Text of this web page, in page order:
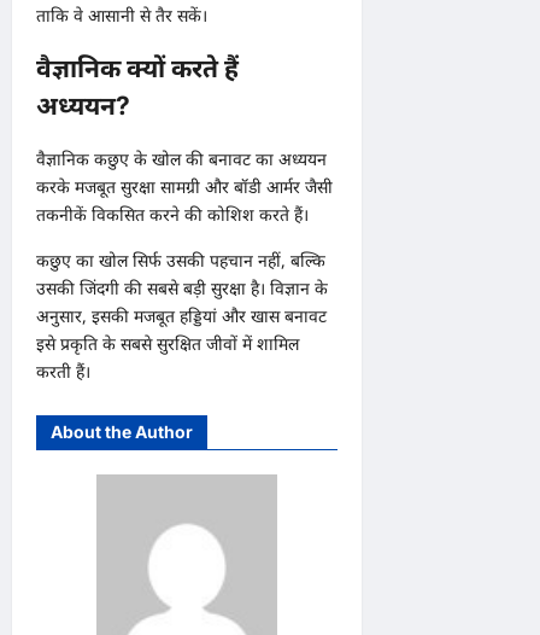
ताकि वे आसानी से तैर सकें।
वैज्ञानिक क्यों करते हैं
अध्ययन?
वैज्ञानिक कछुए के खोल की बनावट का अध्ययन
करके मजबूत सुरक्षा सामग्री और बॉडी आर्मर जैसी
तकनीकें विकसित करने की कोशिश करते हैं।
कछुए का खोल सिर्फ उसकी पहचान नहीं, बल्कि
उसकी जिंदगी की सबसे बड़ी सुरक्षा है। विज्ञान के
अनुसार, इसकी मजबूत हड्डियां और खास बनावट
इसे प्रकृति के सबसे सुरक्षित जीवों में शामिल
करती हैं।
About the Author